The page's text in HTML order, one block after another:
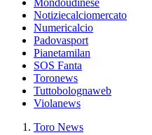
Mondoudinese
Notiziecalciomercato
Numericalcio
Padovasport
Pianetamilan
SOS Fanta
Toronews
Tuttobolognaweb
Violanews
Toro News